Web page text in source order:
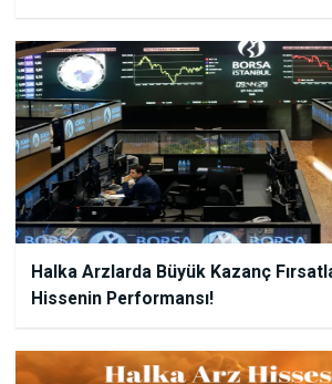
Halka Arzlarda Büyük Kazanç
Hissenin Performansı!